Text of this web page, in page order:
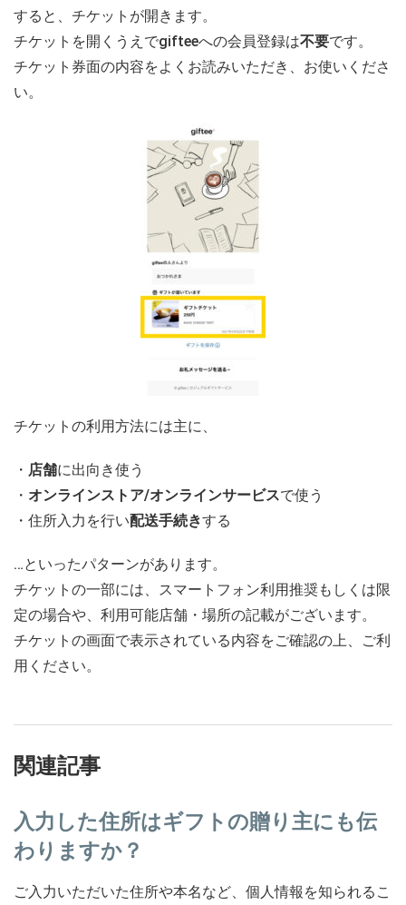
すると、チケットが開きます。
チケットを開くうえでgifteeへの会員登録は不要です。
チケット券面の内容をよくお読みいただき、お使いくださ
い。
チケットの利用方法には主に、
・ 店舗に出向き使う
・ オンラインストア/オンラインサービスで使う
・住所入力を行い配送手続きする
…といったパターンがあります。
チケットの一部には、スマートフォン利用推奨もしくは限
定の場合や、利用可能店舗・場所の記載がございます。
チケットの画面で表示されている内容をご確認の上、ご利
用ください。
関連記事
入力した住所はギフトの贈り主にも伝
わりますか？
ご入力いただいた住所や本名など、個人情報を知られるこ